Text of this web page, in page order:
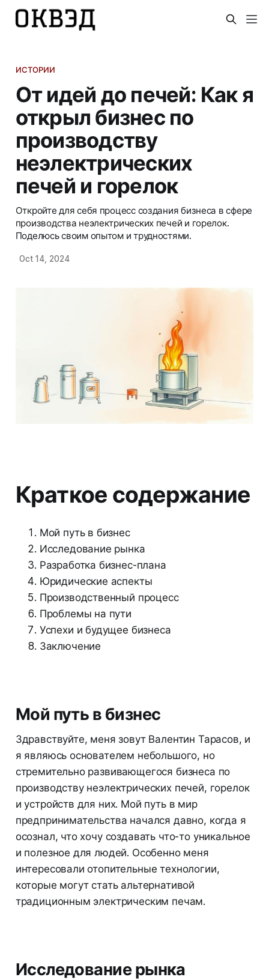
ИСТОРИИ
От идей до печей: Как я
открыл бизнес по
производству
неэлектрических
печей и горелок
Откройте для себя процесс создания бизнеса в сфере
производства неэлектрических печей и горелок.
Поделюсь своим опытом и трудностями.
Oct 14, 2024
Краткое содержание
Мой путь в бизнес
Исследование рынка
Разработка бизнес-плана
Юридические аспекты
Производственный процесс
Проблемы на пути
Успехи и будущее бизнеса
Заключение
Мой путь в бизнес
Здравствуйте, меня зовут Валентин Тарасов, и
я являюсь основателем небольшого, но
стремительно развивающегося бизнеса по
производству неэлектрических печей, горелок
и устройств для них. Мой путь в мир
предпринимательства начался давно, когда я
осознал, что хочу создавать что-то уникальное
и полезное для людей. Особенно меня
интересовали отопительные технологии,
которые могут стать альтернативой
традиционным электрическим печам.
Исследование рынка